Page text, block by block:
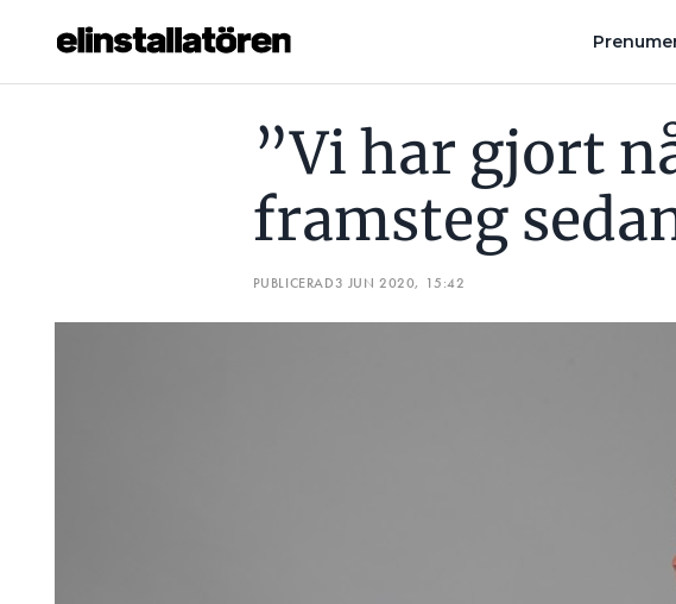
Hantera prenumeration
”Vi har gjort
framsteg
PUBLICERAD3 JUN 2020, 15:42
”VI HAR GJORT NÅGRA FRAMSTEG SEDAN SIST” ”INSTÄLLNINGEN VAR